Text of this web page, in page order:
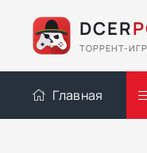
DCER
ТОРРЕНТ-
Главная